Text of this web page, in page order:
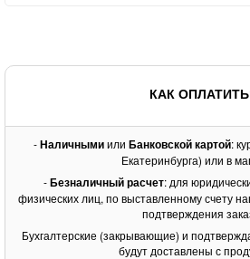
КАК
-Наличнымиили Банковской картой:
Екатеринбурга) или в
-Безналичный расчет: для
физических лиц, по выставленному счету
подтверждения
Бухгалтерские (закрывающие) и
будут доставлены с